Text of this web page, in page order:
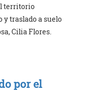
territorio
y traslado a suelo
Cilia Flores.
por el